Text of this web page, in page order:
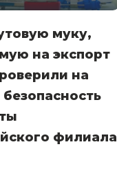
муку,
на экспорт
на
филиала